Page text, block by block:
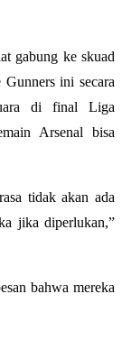
gabung ke skuad
ini secara
di final Liga
Arsenal bisa
tidak akan ada
jika diperlukan,”
bahwa mereka